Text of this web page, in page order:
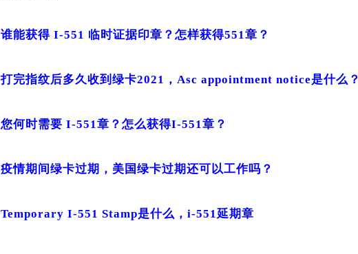
谁能获得 I-551 临时证据印章？怎样获得551章？
打完指纹后多久收到绿卡2021，Asc appointment notice是什么？
您何时需要 I-551章？怎么获得I-551章？
疫情期间绿卡过期，美国绿卡过期还可以工作吗？
Temporary I-551 Stamp是什么，i-551延期章